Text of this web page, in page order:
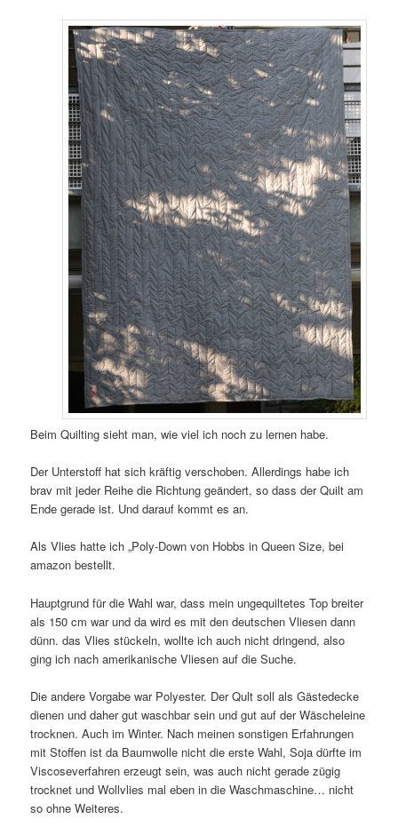
Beim Quilting sieht man, wie viel ich noch zu lernen habe.
Der Unterstoff hat sich kräftig verschoben. Allerdings habe ich
brav mit jeder Reihe die Richtung geändert, so dass der Quilt am
Ende gerade ist. Und darauf kommt es an.
Als Vlies hatte ich „Poly-Down von Hobbs in Queen Size, bei
amazon bestellt.
Hauptgrund für die Wahl war, dass mein ungequiltetes Top breiter
als 150 cm war und da wird es mit den deutschen Vliesen dann
dünn. das Vlies stückeln, wollte ich auch nicht dringend, also
ging ich nach amerikanische Vliesen auf die Suche.
Die andere Vorgabe war Polyester. Der Qult soll als Gästedecke
dienen und daher gut waschbar sein und gut auf der Wäscheleine
trocknen. Auch im Winter. Nach meinen sonstigen Erfahrungen
mit Stoffen ist da Baumwolle nicht die erste Wahl, Soja dürfte im
Viscoseverfahren erzeugt sein, was auch nicht gerade zügig
trocknet und Wollvlies mal eben in die Waschmaschine… nicht
so ohne Weiteres.